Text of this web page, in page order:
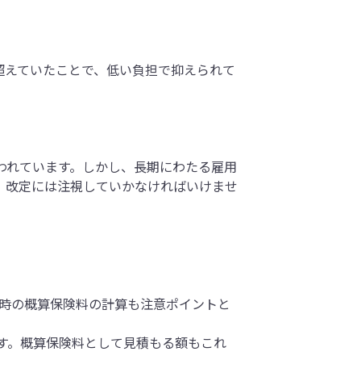
ていたことで、低い負担で抑えられて
ています。しかし、長期にわたる雇用
定には注視していかなければいけませ
の概算保険料の計算も注意ポイントと
概算保険料として見積もる額もこれ